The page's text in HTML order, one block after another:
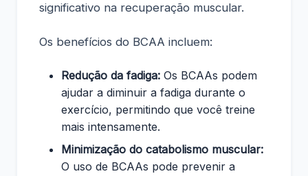
significativo na recuperação muscular.
Os benefícios do BCAA incluem:
Redução da fadiga: Os BCAAs podem
ajudar a diminuir a fadiga durante o
exercício, permitindo que você treine
mais intensamente.
Minimização do catabolismo muscular:
O uso de BCAAs pode prevenir a